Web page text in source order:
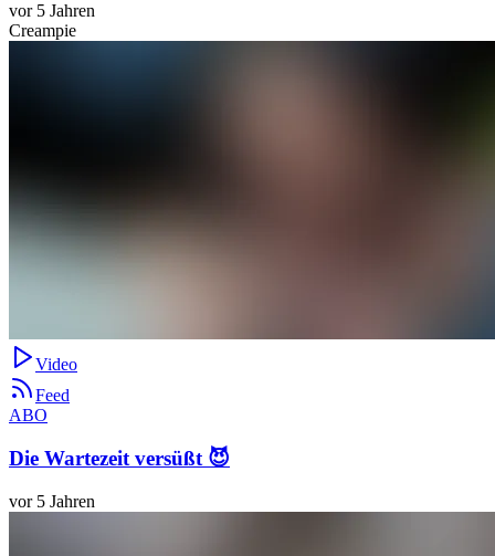
vor 5 Jahren
Creampie
Video
Feed
ABO
Die Wartezeit versüßt 😈
vor 5 Jahren